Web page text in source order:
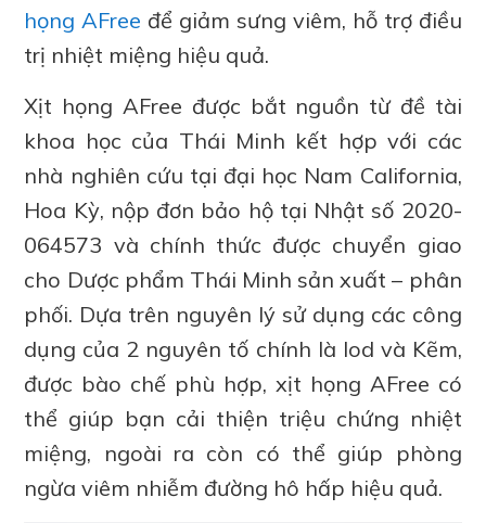
họng AFree để giảm sưng viêm, hỗ trợ điều
trị nhiệt miệng hiệu quả.
Xịt họng AFree được bắt nguồn từ đề tài
khoa học của Thái Minh kết hợp với các
nhà nghiên cứu tại đại học Nam California,
Hoa Kỳ, nộp đơn bảo hộ tại Nhật số 2020-
064573 và chính thức được chuyển giao
cho Dược phẩm Thái Minh sản xuất – phân
phối. Dựa trên nguyên lý sử dụng các công
dụng của 2 nguyên tố chính là Iod và Kẽm,
được bào chế phù hợp, xịt họng AFree có
thể giúp bạn cải thiện triệu chứng nhiệt
miệng, ngoài ra còn có thể giúp phòng
ngừa viêm nhiễm đường hô hấp hiệu quả.